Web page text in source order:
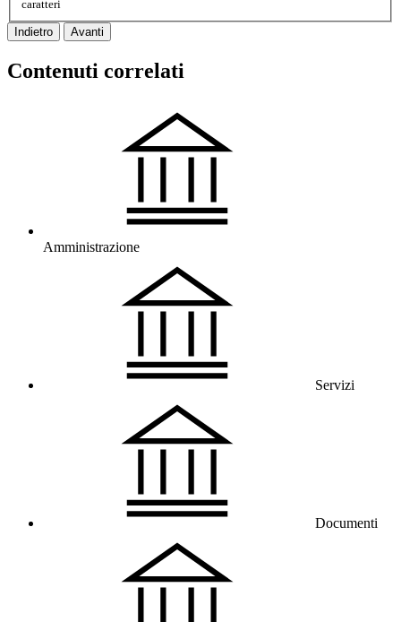
caratteri
Indietro Avanti
Contenuti correlati
Amministrazione
Servizi
Documenti